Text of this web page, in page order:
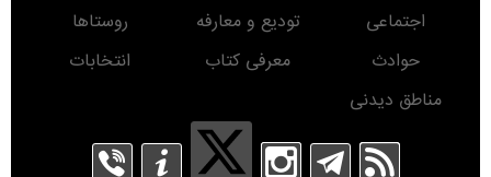
اجتماعی
تودیع و معارفه
روستاها
حوادث
معرفی کتاب
انتخابات
مناطق دیدنی